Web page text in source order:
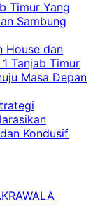
Timur Yang
Sambung
House dan
Tanjab Timur
Masa Depan
Kondusif